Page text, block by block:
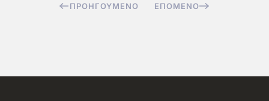
ΠΡΟΗΓΟΎΜΕΝΟ ΕΠΌΜΕΝΟ